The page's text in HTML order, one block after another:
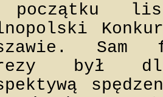
początku
był